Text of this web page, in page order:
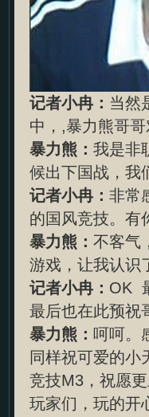
记者小冉： 当然
中，,暴力熊哥
暴力熊： 我是非
候出下国战，我
记者小冉： 非常
的国风竞技。有
暴力熊： 不客气
游戏，让我认识
记者小冉： OK
最后也在此预祝
暴力熊： 呵呵。
同样祝可爱的小
竞技M3，祝愿
玩家们，玩的开